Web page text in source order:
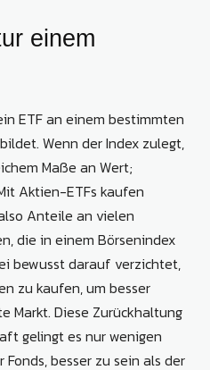
einem
ETF an einem bestimmten
Wenn der Index zulegt,
Maße an Wert;
Aktien-ETFs kaufen
Anteile an vielen
die in einem Börsenindex
bewusst darauf verzichtet,
zu kaufen, um besser
Markt. Diese Zurückhaltung
gelingt es nur wenigen
besser zu sein als der